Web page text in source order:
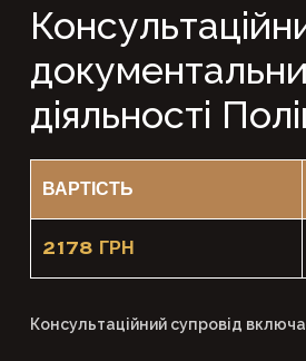
діяльності
ВАРТІСТЬ
2178 ГРН
Консультаційний супровід